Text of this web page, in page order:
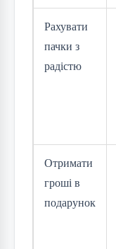
Рахувати
пачки з
радістю
Отримати
гроші в
подарунок